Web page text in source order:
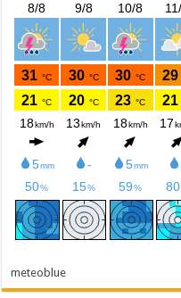
meteoblue